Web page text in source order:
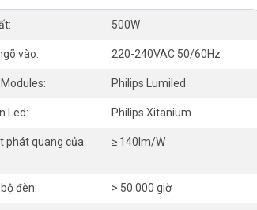
500W
vào: 220-240VAC 50/60Hz
Philips Lumiled
Led: Philips Xitanium
phát quang của
≥ 140lm/W
đèn: > 50.000 giờ